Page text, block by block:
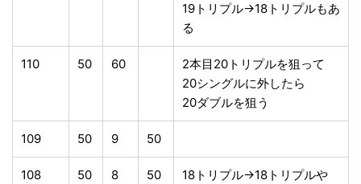
19トリプル→18トリプルもあ
る
110 50 60
2本目20トリプルを狙って
20シングルに外したら
20ダブルを狙う
109 50 9 50
108 50 8 50
18トリプル→18トリプルや